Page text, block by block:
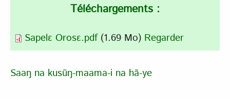
Téléchargements :
Sapelɛ Orosɛ.pdf(1.69 Mo) Regarder
Saaŋ na kusũŋ-maama-i na hã-ye